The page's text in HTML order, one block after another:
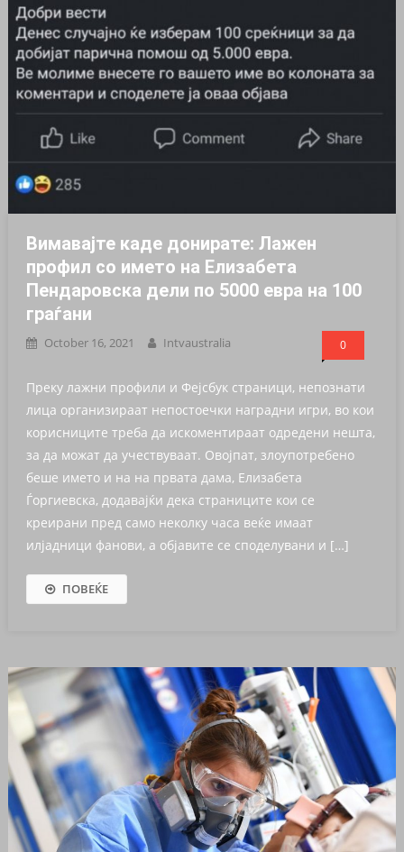
Вимавајте каде донирате: Лaжен
профил со името на Елизабета
Пендаровска дели по 5000 евра на 100
граѓани
October 16, 2021 Intvaustralia 0
Преку лажни профили и Фејсбук страници, непознати
лица организираат непостоечки наградни игри, во кои
корисниците треба да искоментираат одредени нешта,
за да можат да учествуваат. Овојпат, злоупотребено
беше името и на на првата дама, Елизабета
Ѓоргиевска, додавајќи дека страниците кои се
креирани пред само неколку часа веќе имаат
илјадници фанови, а објавите се споделувани и […]
ПОВЕЌЕ